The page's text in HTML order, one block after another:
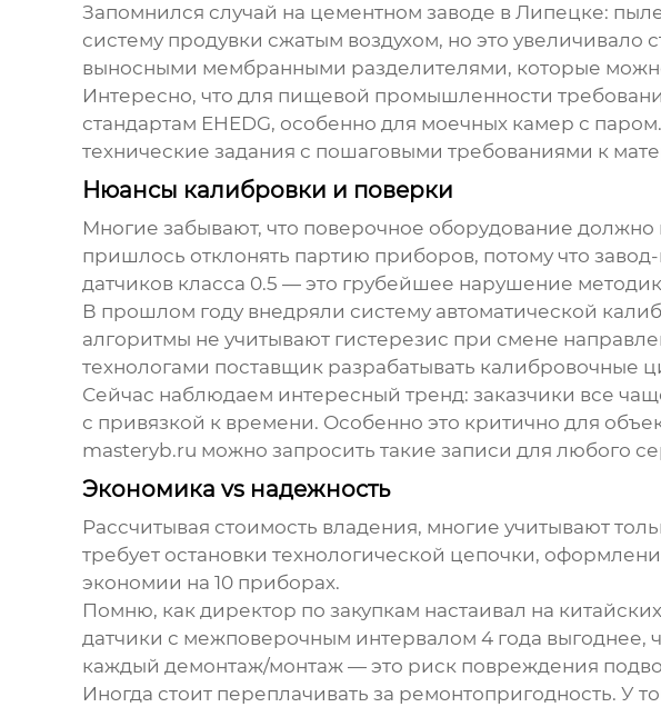
Запомнился случай на цементном заводе в Липецке:
систему продувки сжатым воздухом, но это
выносными мембранными разделителями, которые
Интересно, что для пищевой промышленности
стандартам EHEDG, особенно для моечных камер с
технические задания с пошаговыми требованиями к
Нюансы калибровки и поверки
Многие забывают, что поверочное оборудование
пришлось отклонять партию приборов, потому что
датчиков класса 0.5 — это грубейшее нарушение
В прошлом году внедряли систему автоматической
алгоритмы не учитывают гистерезис при смене
технологами поставщикразрабатывать калибровочные
Сейчас наблюдаем интересный тренд: заказчики все
с привязкой к времени. Особенно это критично для
masteryb.ru можно запросить такие записи для любого
Экономика vs надежность
Рассчитывая стоимость владения, многие учитывают
требует остановки технологической цепочки,
экономии на 10 приборах.
Помню, как директор по закупкам настаивал на
датчики с межповерочным интервалом 4 года выгоднее,
каждый демонтаж/монтаж — это риск повреждения
Иногда стоит переплачивать за ремонтопригодность.